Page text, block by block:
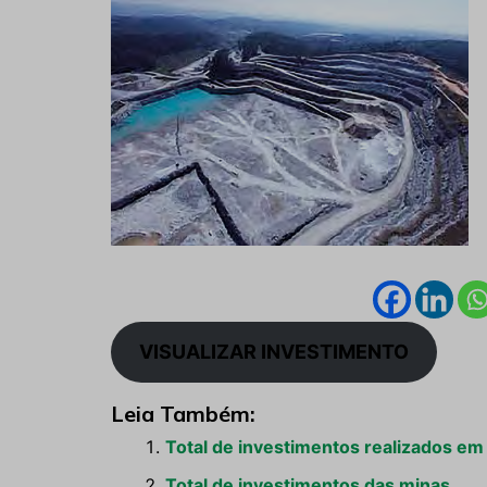
VISUALIZAR INVESTIMENTO
Leia Também:
Total de investimentos realizados